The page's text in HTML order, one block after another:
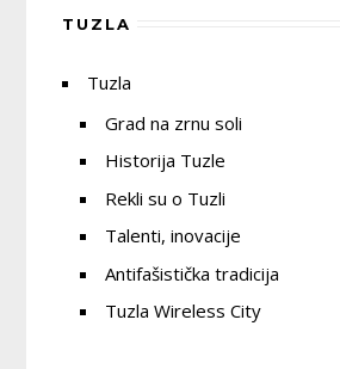
TUZLA
Tuzla
Grad na zrnu soli
Historija Tuzle
Rekli su o Tuzli
Talenti, inovacije
Antifašistička tradicija
Tuzla Wireless City